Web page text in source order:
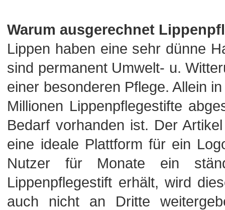
Warum ausgerechnet
Lippen haben eine sehr dünne
sind permanent Umwelt- u.
einer besonderen Pflege. Allein
Millionen Lippenpflegestifte
Bedarf vorhanden ist. Der
eine ideale Plattform für ein
Nutzer für Monate ein
Lippenpflegestift erhält, wird
auch nicht an Dritte